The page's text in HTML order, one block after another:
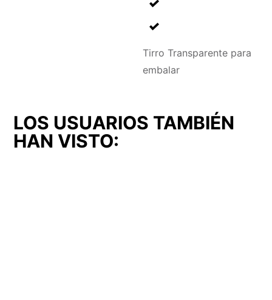
Tirro Transparente para
embalar
LOS USUARIOS TAMBIÉN
HAN VISTO: